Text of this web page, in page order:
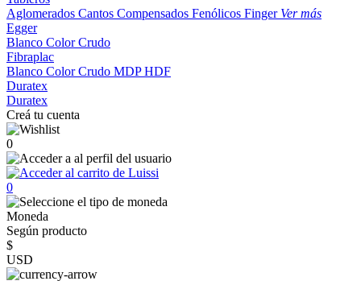
Aglomerados Cantos Compensados Fenólicos Finger Ver más
Egger
Blanco ColorCrudo
Fibraplac
Blanco ColorCrudo MDPHDF
Duratex
Duratex
Creá tu cuenta
0
0
Moneda
Según producto
$
USD